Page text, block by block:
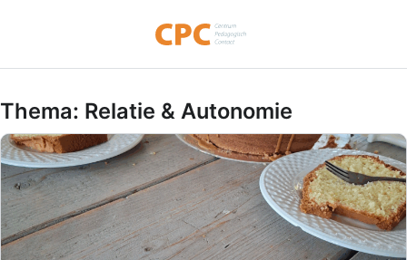
Thema: Relatie & Autonomie